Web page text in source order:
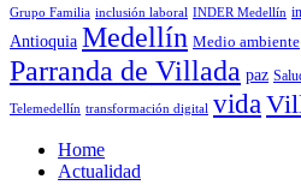
Grupo Familia inclusión laboral INDER Medellín
Antioquia Medellín Medio ambiente
Parranda de Villada paz
Telemedellín transformación digital vida
Home
Actualidad